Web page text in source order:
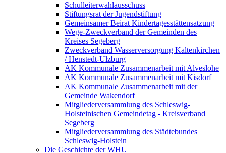
Schulleiterwahlausschuss
Stiftungsrat der Jugendstiftung
Gemeinsamer Beirat Kindertagesstättensatzung
Wege-Zweckverband der Gemeinden des
Kreises Segeberg
Zweckverband Wasserversorgung Kaltenkirchen
/ Henstedt-Ulzburg
AK Kommunale Zusammenarbeit mit Alveslohe
AK Kommunale Zusammenarbeit mit Kisdorf
AK Kommunale Zusammenarbeit mit der
Gemeinde Wakendorf
Mitgliederversammlung des Schleswig-
Holsteinischen Gemeindetag - Kreisverband
Segeberg
Mitgliederversammlung des Städtebundes
Schleswig-Holstein
Die Geschichte der WHU